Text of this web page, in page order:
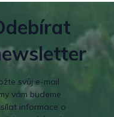
svůj e-mail
vám budeme
informace o